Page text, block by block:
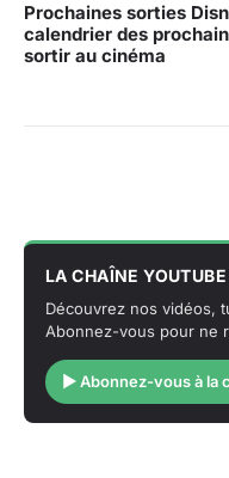
Prochaines sorties
calendrier des
sortir au cinéma
LA CHAÎNE
Découvrez nos vidéos,
Abonnez-vous pour ne
▶ Abonnez-vous à la